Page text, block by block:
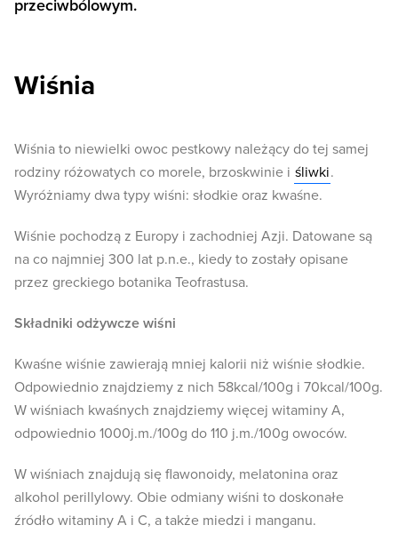
przeciwbólowym.
Wiśnia
Wiśnia to niewielki owoc pestkowy należący do tej samej
rodziny różowatych co morele, brzoskwinie i śliwki.
Wyróżniamy dwa typy wiśni: słodkie oraz kwaśne.
Wiśnie pochodzą z Europy i zachodniej Azji. Datowane są
na co najmniej 300 lat p.n.e., kiedy to zostały opisane
przez greckiego botanika Teofrastusa.
Składniki odżywcze wiśni
Kwaśne wiśnie zawierają mniej kalorii niż wiśnie słodkie.
Odpowiednio znajdziemy z nich 58kcal/100g i 70kcal/100g.
W wiśniach kwaśnych znajdziemy więcej witaminy A,
odpowiednio 1000j.m./100g do 110 j.m./100g owoców.
W wiśniach znajdują się flawonoidy, melatonina oraz
alkohol perillylowy. Obie odmiany wiśni to doskonałe
źródło witaminy A i C, a także miedzi i manganu.